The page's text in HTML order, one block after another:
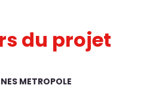
du projet
METROPOLE